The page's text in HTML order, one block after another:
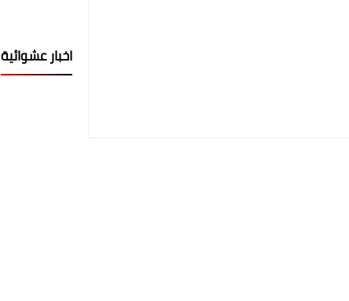
اخبار عشوائية